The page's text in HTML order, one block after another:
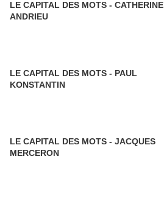
LE CAPITAL DES MOTS - CATHERINE
ANDRIEU
LE CAPITAL DES MOTS - PAUL
KONSTANTIN
LE CAPITAL DES MOTS - JACQUES
MERCERON